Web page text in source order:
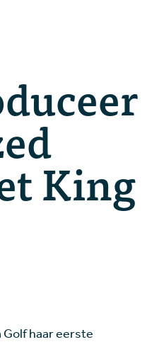
King
haar eerste